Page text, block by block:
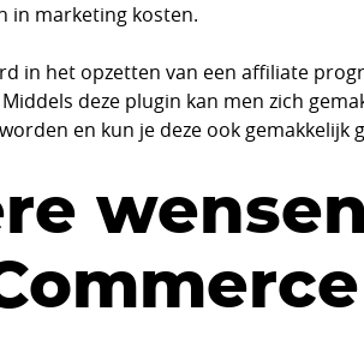
in marketing kosten.
in het opzetten van een affiliate
deze plugin kan men zich
en kun je deze ook